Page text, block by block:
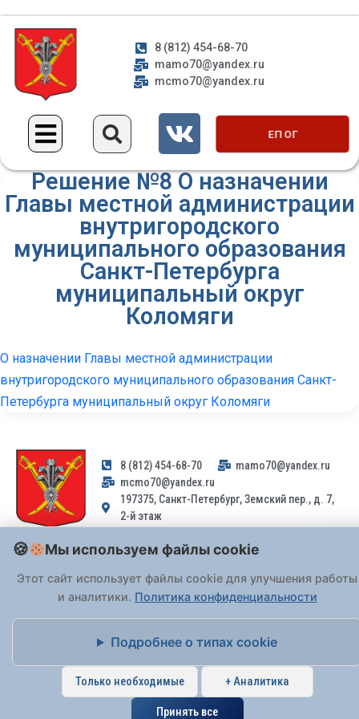
8 (812) 454-68-70
mamo70@yandex.ru
mcmo70@yandex.ru
ЕП ОГ
Решение №8 О назначении
Главы местной администрации
внутригородского
муниципального образования
Санкт-Петербурга
муниципальный округ
Коломяги
О назначении Главы местной администрации
внутригородского муниципального образования Санкт-
Петербурга муниципальный округ Коломяги
8 (812) 454-68-70
mamo70@yandex.ru
mcmo70@yandex.ru
197375, Санкт-Петербург, Земский пер., д. 7,
2-й этаж
Заявления и обращения граждан и организаций, поступившие на
адрес email, не могут быть рассмотрены на основании
Федерального закона от 02.05.2006 № 59-ФЗ
принимаются только: по почте, черезпортал «Госуслуги» (ЕПГУ)
На Сайте действуетПолитика обработки персональных данных.
Мы используем файлы cookie
Этот сайт использует файлы cookie для улучшения работы
и аналитики. Политика конфиденциальности
Подробнее о типах cookie
Только необходимые + Аналитика
Принять все